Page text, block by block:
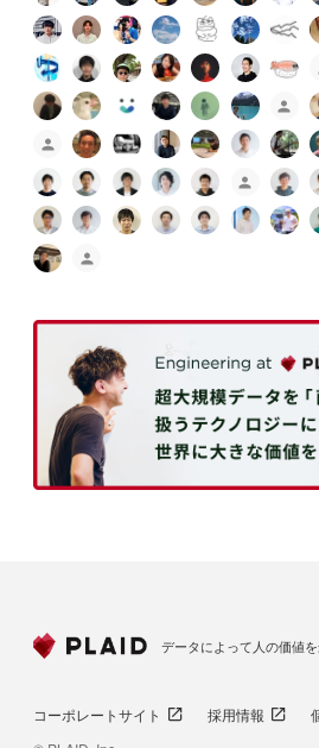
データによって人の価値
コーポレートサイト 採用情報